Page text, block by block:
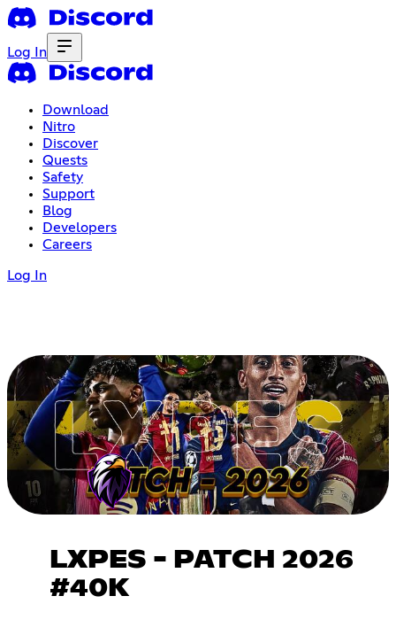
Log In
Download
Nitro
Discover
Quests
Safety
Support
Blog
Developers
Careers
Log In
LXPES - PATCH 2026
#40K